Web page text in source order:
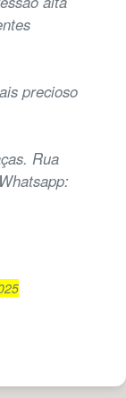
precioso
Rua